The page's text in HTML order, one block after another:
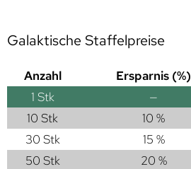
Galaktische Staffelpreise
Anzahl Ersparnis (%)
1 Stk —
10 Stk
10 %
30 Stk
15 %
50 Stk
20 %